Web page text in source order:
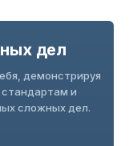
дел
демонстрируя
и
сложных дел.